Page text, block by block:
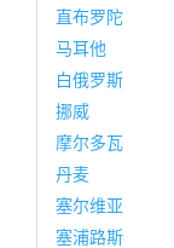
直布罗陀
马耳他
白俄罗斯
挪威
摩尔多瓦
丹麦
塞尔维亚
塞浦路斯